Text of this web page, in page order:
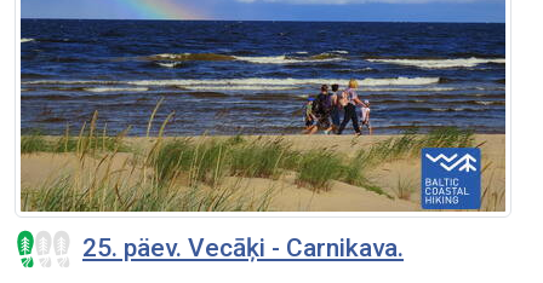
25. päev. Vecāķi - Carnikava.